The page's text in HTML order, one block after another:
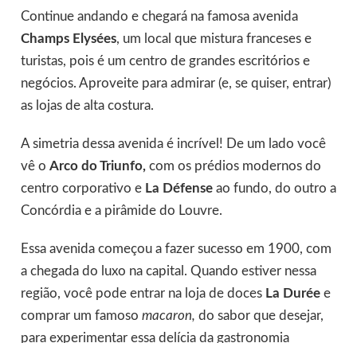
Continue andando e chegará na famosa avenida
Champs Elysées, um local que mistura franceses e
turistas, pois é um centro de grandes escritórios e
negócios. Aproveite para admirar (e, se quiser, entrar)
as lojas de alta costura.
A simetria dessa avenida é incrível! De um lado você
vê o Arco do Triunfo, com os prédios modernos do
centro corporativo e La Défenseao fundo, do outro a
Concórdia e a pirâmide do Louvre.
Essa avenida começou a fazer sucesso em 1900, com
a chegada do luxo na capital. Quando estiver nessa
região, você pode entrar na loja de docesLa Duréee
comprar um famoso macaron, do sabor que desejar,
para experimentar essa delícia da gastronomia